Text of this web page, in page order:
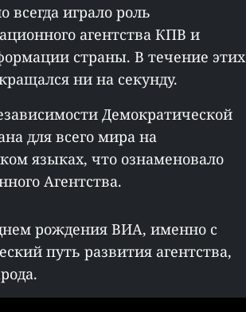
всегда играло роль
агентства КПВ и
страны. В течение этих
ни на секунду.
Демократической
для всего мира на
языках, что ознаменовало
Агентства.
рождения ВИА, именно с
путь развития агентства,